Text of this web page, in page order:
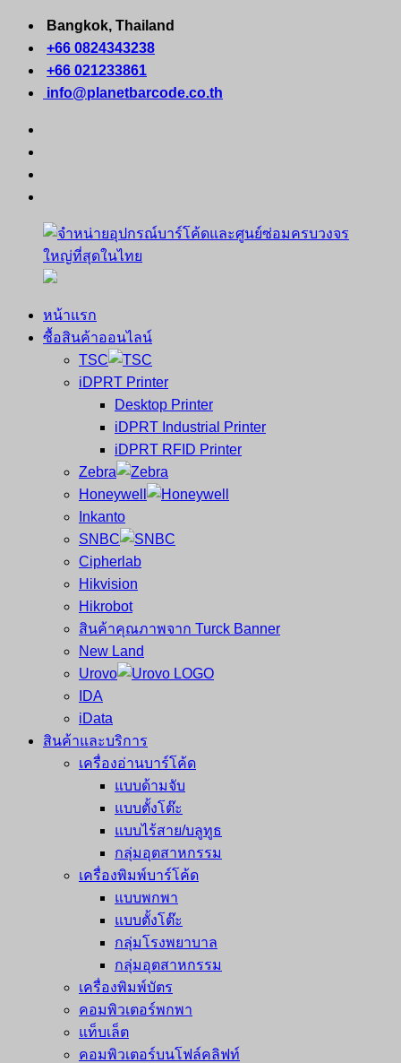
Skip
content
Bangkok, Thailand
+66 0824343238
+66 021233861
info@planetbarcode.co.th
จำหน่าย
คอมพิวเตอร์
หน้าแรก
ซื้อสินค้าออนไลน์
TSC
iDPRT Printer
Desktop Printer
iDPRT Industrial Printer
iDPRT RFID Printer
Zebra
Honeywell
Inkanto
SNBC
Cipherlab
Hikvision
Hikrobot
สินค้าคุณภาพจาก Turck Banner
New Land
Urovo
IDA
iData
สินค้าและบริการ
เครื่องอ่านบาร์โค้ด
แบบด้ามจับ
แบบตั้งโต๊ะ
แบบไร้สาย/บลูทูธ
กลุ่มอุตสาหกรรม
เครื่องพิมพ์บาร์โค้ด
แบบพกพา
แบบตั้งโต๊ะ
กลุ่มโรงพยาบาล
กลุ่มอุตสาหกรรม
เครื่องพิมพ์บัตร
คอมพิวเตอร์พกพา
แท็บเล็ต
คอมพิวเตอร์บนโฟล์คลิฟท์